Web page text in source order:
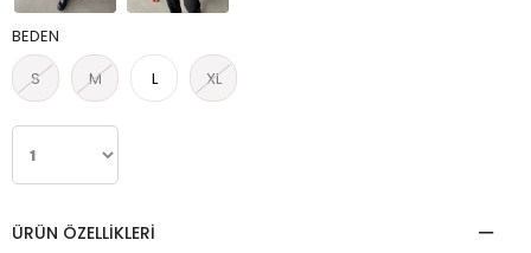
BEDEN
S
M L XL
ÜRÜN ÖZELLIKLERI